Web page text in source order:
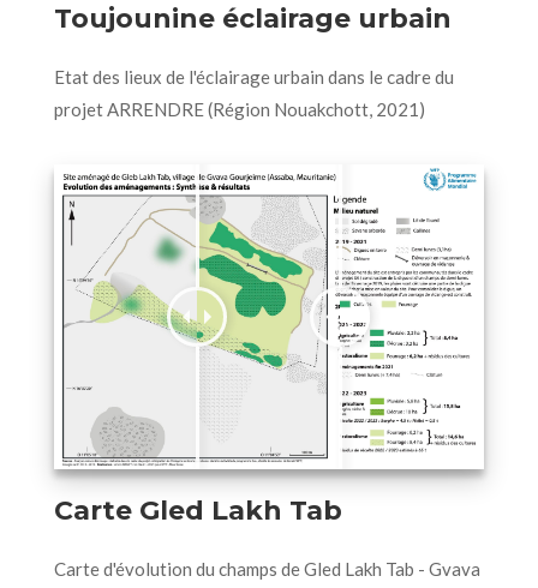
Toujounine éclairage urbain
Etat des lieux de l'éclairage urbain dans le cadre du
projet ARRENDRE (Région Nouakchott, 2021)
Carte Gled Lakh Tab
Carte d'évolution du champs de Gled Lakh Tab - Gvava